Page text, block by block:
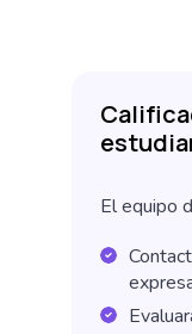
El equipo